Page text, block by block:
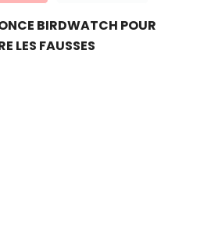
BIRDWATCH POUR
LES FAUSSES